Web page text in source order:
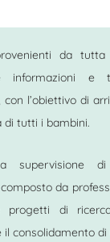
da
informazioni e
con l’obiettivo di
di tutti i bambini.
supervisione
da
progetti di
il consolidamento